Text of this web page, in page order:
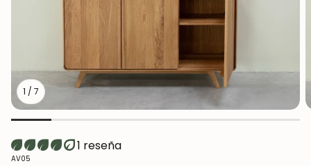
1 / 7
1 reseña
SKU:
AV05